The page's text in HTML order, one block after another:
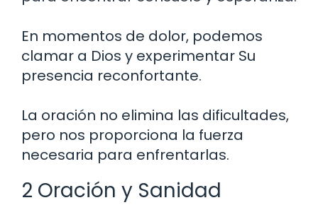
En momentos de dolor, podemos
clamar a Dios y experimentar Su
presencia reconfortante.
La oración no elimina las dificultades,
pero nos proporciona la fuerza
necesaria para enfrentarlas.
2 Oración y Sanidad